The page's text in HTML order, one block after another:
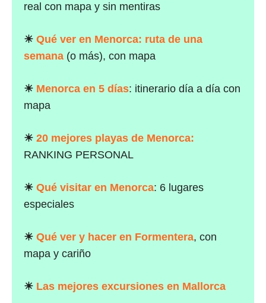
real con mapa y sin mentiras
☀ Qué ver en Menorca: ruta de una
semana (o más), con mapa
☀ Menorca en 5 días: itinerario día a día con
mapa
☀ 20 mejores playas de Menorca:
RANKING PERSONAL
☀ Qué visitar en Menorca: 6 lugares
especiales
☀ Qué ver y hacer en Formentera, con
mapa y cariño
☀ Las mejores excursiones en Mallorca